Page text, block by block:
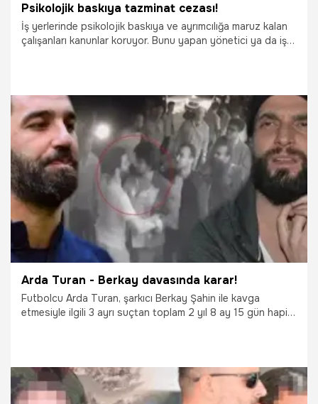
Psikolojik baskıya tazminat cezası!
İş yerlerinde psikolojik baskıya ve ayrımcılığa maruz kalan
çalışanları kanunlar koruyor. Bunu yapan yönetici ya da iş
20.09.2019 Çalışan Hakları
Arda Turan - Berkay davasında karar!
Futbolcu Arda Turan, şarkıcı Berkay Şahin ile kavga
etmesiyle ilgili 3 ayrı suçtan toplam 2 yıl 8 ay 15 gün hapis
Turan cinsel taciz suçlamasından ise beraat etti.